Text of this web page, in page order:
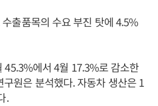
출품목의 수요 부진 탓에 4.5%
45.3%에서 4월 17.3%로 감소한
원은 분석했다. 자동차 생산은 1
.